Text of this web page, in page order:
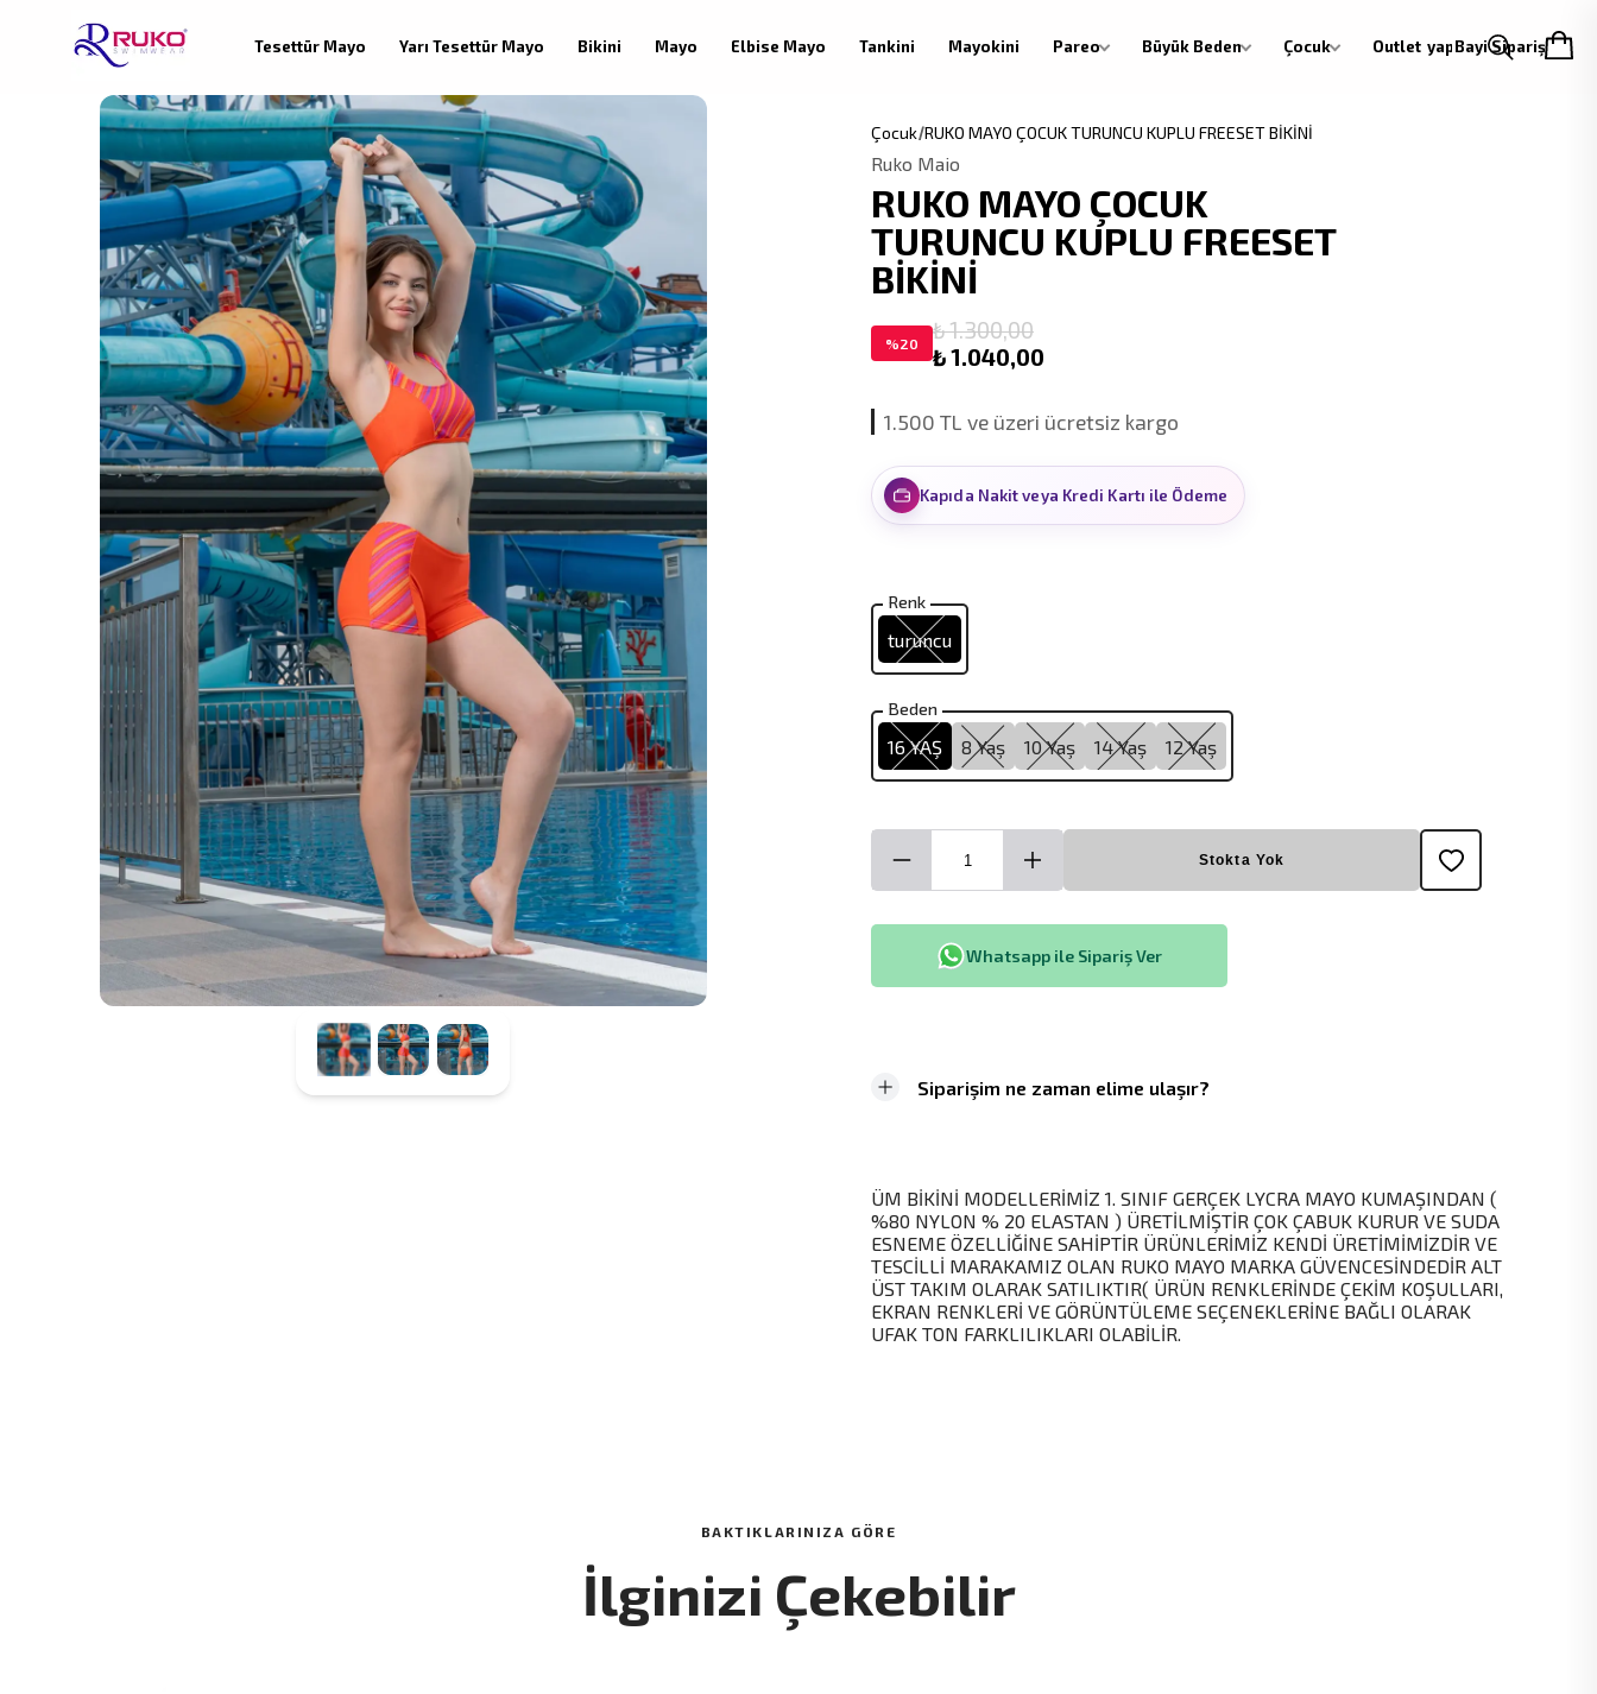
Tesettür Mayo Yarı Tesettür Mayo Bikini Mayo Elbise Mayo Tankini Mayokini Pareo Büyük Beden Çocuk Outlet Bayi Siparişi
Giriş yap
Çocuk RUKO MAYO ÇOCUK TURUNCU KUPLU FREESET BİKİNİ
Ruko Maio
RUKO MAYO ÇOCUK
TURUNCU KUPLU FREESET
BİKİNİ
%20
₺ 1.300,00
₺ 1.040,00
1.500 TL ve üzeri ücretsiz kargo
Kapıda Nakit veya Kredi Kartı ile Ödeme
Renk
turuncu
Beden
16 YAŞ 8 Yaş 10 Yaş 14 Yaş 12 Yaş
Stokta Yok
Whatsapp ile Sipariş Ver
Siparişim ne zaman elime ulaşır?
ÜM BİKİNİ MODELLERİMİZ 1. SINIF GERÇEK LYCRA MAYO KUMAŞINDAN (
%80 NYLON % 20 ELASTAN ) ÜRETİLMİŞTİR ÇOK ÇABUK KURUR VE SUDA
ESNEME ÖZELLİĞİNE SAHİPTİR ÜRÜNLERİMİZ KENDİ ÜRETİMİMİZDİR VE
TESCİLLİ MARAKAMIZ OLAN RUKO MAYO MARKA GÜVENCESİNDEDİR ALT
ÜST TAKIM OLARAK SATILIKTIR( ÜRÜN RENKLERİNDE ÇEKİM KOŞULLARI,
EKRAN RENKLERİ VE GÖRÜNTÜLEME SEÇENEKLERİNE BAĞLI OLARAK
UFAK TON FARKLILIKLARI OLABİLİR.
BAKTIKLARINIZA GÖRE
İlginizi Çekebilir